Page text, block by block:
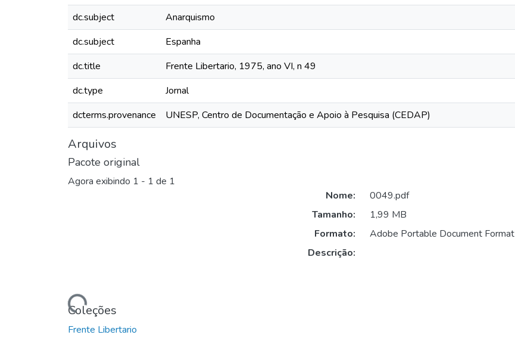
dc.subject
Anarquismo
dc.subject
Espanha
dc.title
Frente Libertario, 1975, ano VI, n 49
dc.type
Jornal
dcterms.provenance
UNESP, Centro de Documentação e Apoio à Pesquisa (CEDAP)
Arquivos
Pacote original
Agora exibindo 1 - 1 de 1
Carregando...
Nome:
0049.pdf
Tamanho:
1,99 MB
Formato:
Adobe Portable Document Format
Descrição:
Coleções
Frente Libertario